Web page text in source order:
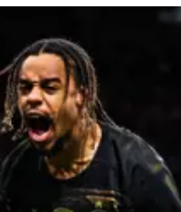
19 ou 20 points minimum
à part le PSG et l'OL )
cette année et Lille l'an
faillite et blindés de dettes
^^